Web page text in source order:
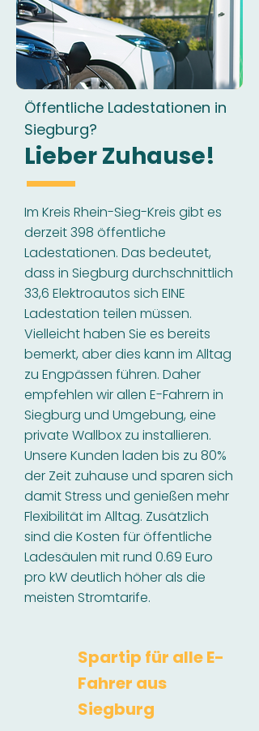
Öffentliche Ladestationen in
Siegburg?
Lieber Zuhause!
Im Kreis Rhein-Sieg-Kreis gibt es
derzeit 398 öffentliche
Ladestationen. Das bedeutet,
dass in Siegburg durchschnittlich
33,6 Elektroautos sich EINE
Ladestation teilen müssen.
Vielleicht haben Sie es bereits
bemerkt, aber dies kann im Alltag
zu Engpässen führen. Daher
empfehlen wir allen E-Fahrern in
Siegburg und Umgebung, eine
private Wallbox zu installieren.
Unsere Kunden laden bis zu 80%
der Zeit zuhause und sparen sich
damit Stress und genießen mehr
Flexibilität im Alltag. Zusätzlich
sind die Kosten für öffentliche
Ladesäulen mit rund 0.69 Euro
pro kW deutlich höher als die
meisten Stromtarife.
Spartip für alle E-
Fahrer aus
Siegburg